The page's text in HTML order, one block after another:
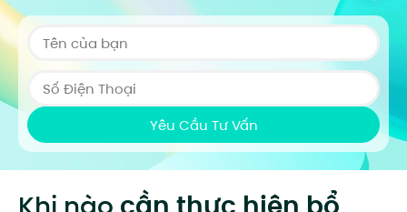
Yêu Cầu Tư Vấn